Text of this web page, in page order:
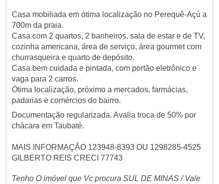
Casa mobiliada em ótima localização no Perequê-Açú a
700m da praia.
Casa com 2 quartos, 2 banheiros, sala de estar e de TV,
cozinha americana, área de serviço, área gourmet com
churrasqueira e quarto de depósito.
Casa bem cuidada e pintada, com portão eletrônico e
vaga para 2 carros.
Ótima localização, próximo a mercados, farmácias,
padarias e comércios do bairro.
Documentação regularizada. Avalia troca de 50% por
chácara em Taubaté.
MAIS INFORMAÇÃO 123948-8393 OU 1298285-4525
GILBERTO REIS CRECI 77743
Tenho O imóvel que Vc procura SUL DE MINAS / Vale